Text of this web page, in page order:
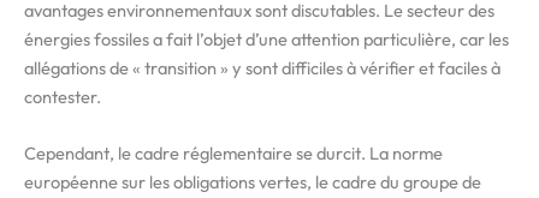
avantages environnementaux sont discutables. Le secteur des
énergies fossiles a fait l’objet d’une attention particulière, car les
allégations de « transition » y sont difficiles à vérifier et faciles à
contester.
Cependant, le cadre réglementaire se durcit. La norme
européenne sur les obligations vertes, le cadre du groupe de